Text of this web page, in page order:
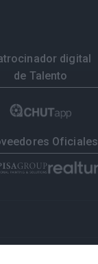
digital
de Talento
Oficiales